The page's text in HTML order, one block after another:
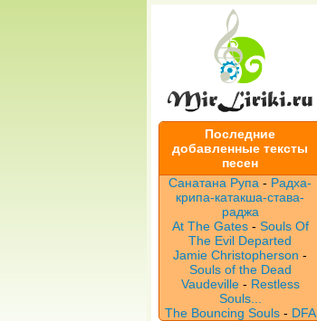
Последние
добавленные тексты
песен
Санатана Рупа - Радха-
крипа-катакша-става-
раджа
At The Gates- Souls Of
The Evil Departed
Jamie Christopherson -
Souls of the Dead
Vaudeville - Restless
Souls...
The Bouncing Souls- DFA